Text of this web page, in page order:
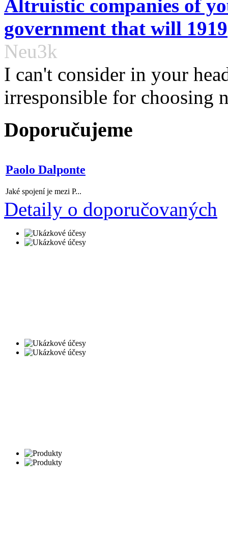
Altruistic companies of
government that will 1919
Neu3k
I can't consider in your
irresponsible for choosing
Doporučujeme
Paolo Dalponte
Jaké spojení je mezi P...
Detaily o doporučovaných